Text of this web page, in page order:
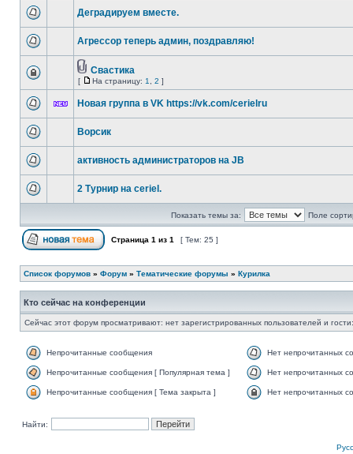
Деградируем вместе.
Агрессор теперь админ, поздравляю!
Свастика
[ На страницу: 1 2 ]
Новая группа в VK https://vk.com/cerielru
Ворсик
активность администраторов на JB
2 Турнир на ceriel.
Показать темы за: Поле
Страница 1 из 1 [ Тем: 25 ]
Список форумов » Форум » Тематические форумы » Курилка
Кто сейчас на конференции
Сейчас этот форум просматривают: нет зарегистрированных пользователей и
Непрочитанные сообщения Нет непрочитанных
Непрочитанные сообщения [ Популярная тема ] Нет непрочитанных
Непрочитанные сообщения [ Тема закрыта ] Нет непрочитанных
Найти: